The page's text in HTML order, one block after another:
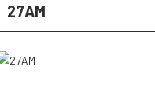
27AM